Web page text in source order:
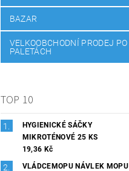
BAZAR
VELKOOBCHODNÍ PRODEJ PO
PALETÁCH
TOP 10
HYGIENICKÉ SÁČKY
MIKROTÉNOVÉ 25 KS
19,36 Kč
VLÁDCEMOPU NÁVLEK MOPU